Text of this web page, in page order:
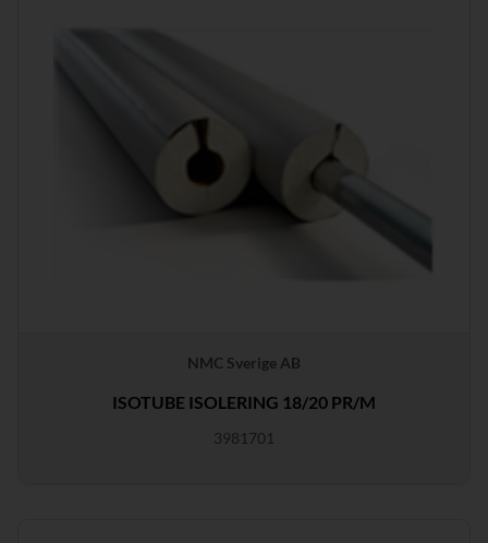
NMC Sverige AB
ISOTUBE ISOLERING 18/20 PR/M
3981701